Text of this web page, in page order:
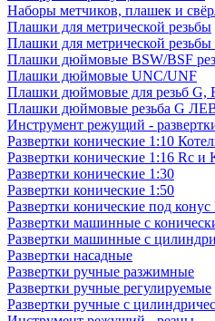
Наборы метчиков, плашек и
Плашки для метрической резьбы
Плашки для метрической
Плашки дюймовые BSW/BSF
Плашки дюймовые UNC/UNF
Плашки дюймовые для резьб G,
Плашки дюймовые резьба G
Инструмент режущий -
Развертки конические 1:10
Развертки конические 1:16 Rc и
Развертки конические 1:30
Развертки конические 1:50
Развертки конические под
Развертки машинные с
Развертки машинные с
Развертки насадные
Развертки ручные разжимные
Развертки ручные регулируемые
Развертки ручные с